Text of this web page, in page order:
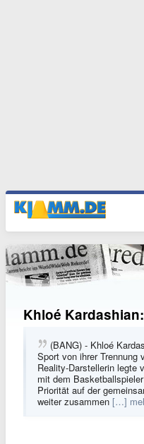
Khloé
(BANG) - Khloé
Sport von ihrer Trennung
Reality-Darstellerin legte
mit dem
Priorität auf der
weiter zusammen […]